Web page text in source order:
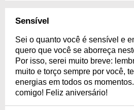
Sensível
Sei o quanto você é sensível e
quero que você se aborreça
Por isso, serei muito breve:
muito e torço sempre por você,
energias em todos os
comigo! Feliz aniversário!